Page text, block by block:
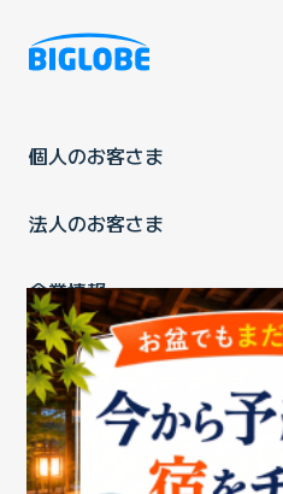
個人のお客さま
法人のお客さま
企業情報
ご利用中の方
お問い合わせ消費税の表示 ウェ
個人情報保護ポリシープライバシ
特定商取引法に基づく表記情報